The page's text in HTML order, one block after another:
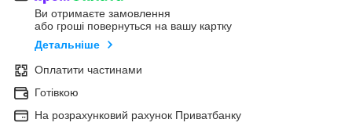
Ви отримаєте замовлення
або гроші повернуться на вашу картку
Детальніше
Оплатити частинами
Готівкою
На розрахунковий рахунок Приватбанку